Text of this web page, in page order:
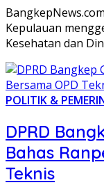
Kepulauan
Kesehatan dan
POLITIK &
DPRD
Bahas
Teknis